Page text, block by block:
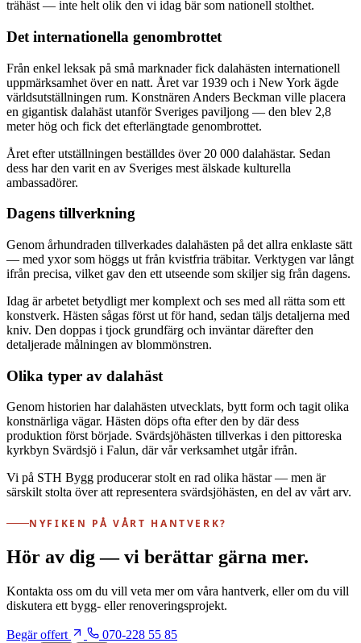
trähäst — inte helt olik den vi idag bär som nationell stolthet.
Det internationella genombrottet
Från enkel leksak på små marknader fick dalahästen internationell
uppmärksamhet över en natt. Året var 1939 och i New York ägde
världsutställningen rum. Konstnären Anders Beckman ville placera
en gigantisk dalahäst utanför Sveriges paviljong — den blev 2,8
meter hög och fick det efterlängtade genombrottet.
Året efter utställningen beställdes över 20 000 dalahästar. Sedan
dess har den varit en av Sveriges mest älskade kulturella
ambassadörer.
Dagens tillverkning
Genom århundraden tillverkades dalahästen på det allra enklaste sätt
— med yxor som höggs ut från kvistfria träbitar. Verktygen var långt
ifrån precisa, vilket gav den ett utseende som skiljer sig från dagens.
Idag är arbetet betydligt mer komplext och ses med all rätta som ett
konstverk. Hästen sågas först ut för hand, sedan täljs detaljerna med
kniv. Den doppas i tjock grundfärg och inväntar därefter den
detaljerade målningen av blommönstren.
Olika typer av dalahäst
Genom historien har dalahästen utvecklats, bytt form och tagit olika
konstnärliga vägar. Hästen döps ofta efter den by där dess
produktion först började. Svärdsjöhästen tillverkas i den pittoreska
kyrkbyn Svärdsjö i Falun, där vår verksamhet utgår ifrån.
Vi på STH Bygg producerar stolt en rad olika hästar — men är
särskilt stolta över att representera svärdsjöhästen, en del av vårt arv.
NYFIKEN PÅ VÅRT HANTVERK?
Hör av dig — vi berättar gärna mer.
Kontakta oss om du vill veta mer om våra hantverk, eller om du vill
diskutera ett bygg- eller renoveringsprojekt.
Begär offert 070-228 55 85